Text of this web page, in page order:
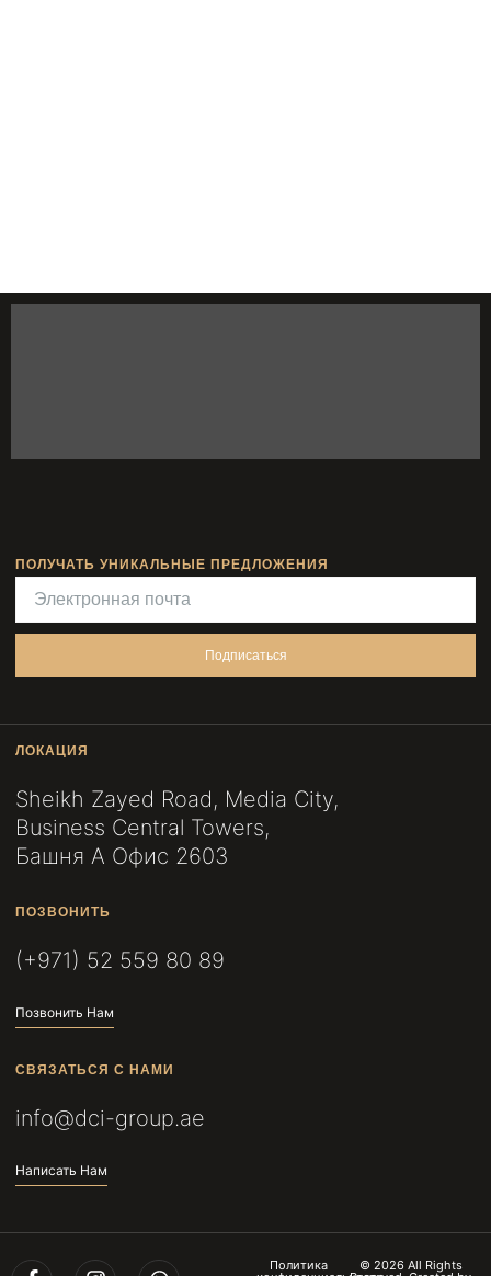
ПОЛУЧАТЬ УНИКАЛЬНЫЕ ПРЕДЛОЖЕНИЯ
Подписаться
ЛОКАЦИЯ
Sheikh Zayed Road, Media City,
Business Central Towers,
Башня A Офис 2603
ПОЗВОНИТЬ
(+971) 52 559 80 89
Позвонить Нам
СВЯЗАТЬСЯ С НАМИ
info@dci-group.ae
Написать Нам
Политика © 2026 All Rights